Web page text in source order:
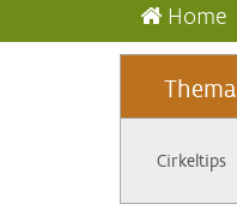
Home
Thema
Cirkeltips